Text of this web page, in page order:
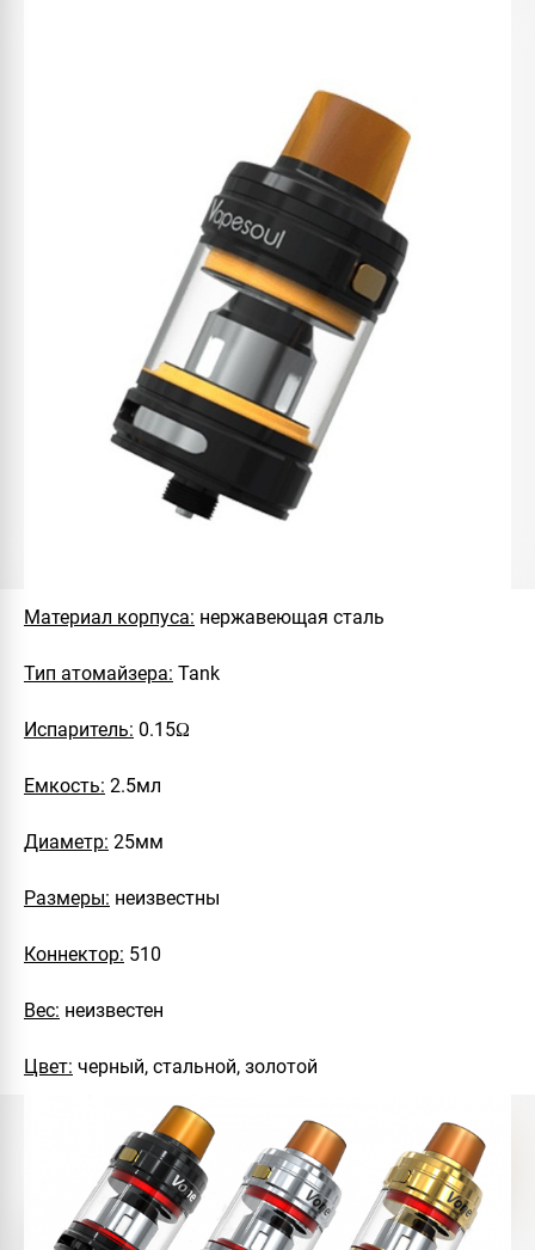
Материал корпуса: нержавеющая сталь
Тип атомайзера: Tank
Испаритель: 0.15Ω
Емкость: 2.5мл
Диаметр: 25мм
Размеры: неизвестны
Коннектор: 510
Вес: неизвестен
Цвет: черный, стальной, золотой